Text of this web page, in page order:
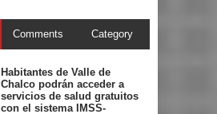
Comments Category
Habitantes de Valle de
Chalco podrán acceder a
servicios de salud gratuitos
con el sistema IMSS-